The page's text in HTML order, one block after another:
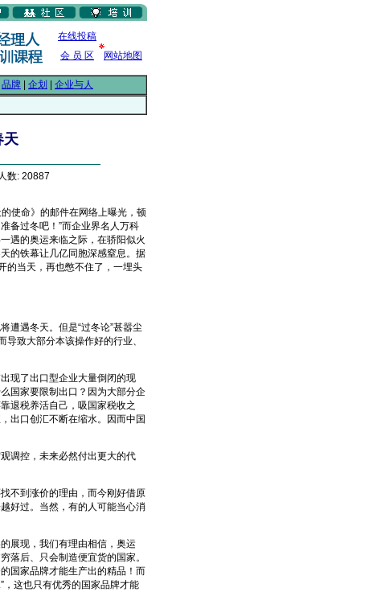
在线投稿
会 员 区
网站地图
品牌 企划
企业与人
天
数: 20887
使命》的邮件在网络上曝光，顿
备过冬吧！”而企业界名人万科
遇的奥运来临之际，在骄阳似火
的铁幕让几亿同胞深感窒息。据
的当天，再也憋不住了，一埋头
遇冬天。但是“过冬论”甚嚣尘
致大部分本该操作好的行业、
现了出口型企业大量倒闭的现
国家要限制出口？因为大部分企
退税养活自己，吸国家税收之
出口创汇不断在缩水。因而中国
调控，未来必然付出更大的代
不到涨价的理由，而今刚好借原
好过。当然，有的人可能当心消
展现，我们有理由相信，奥运
落后、只会制造便宜货的国家。
国家品牌才能生产出的精品！而
，这也只有优秀的国家品牌才能